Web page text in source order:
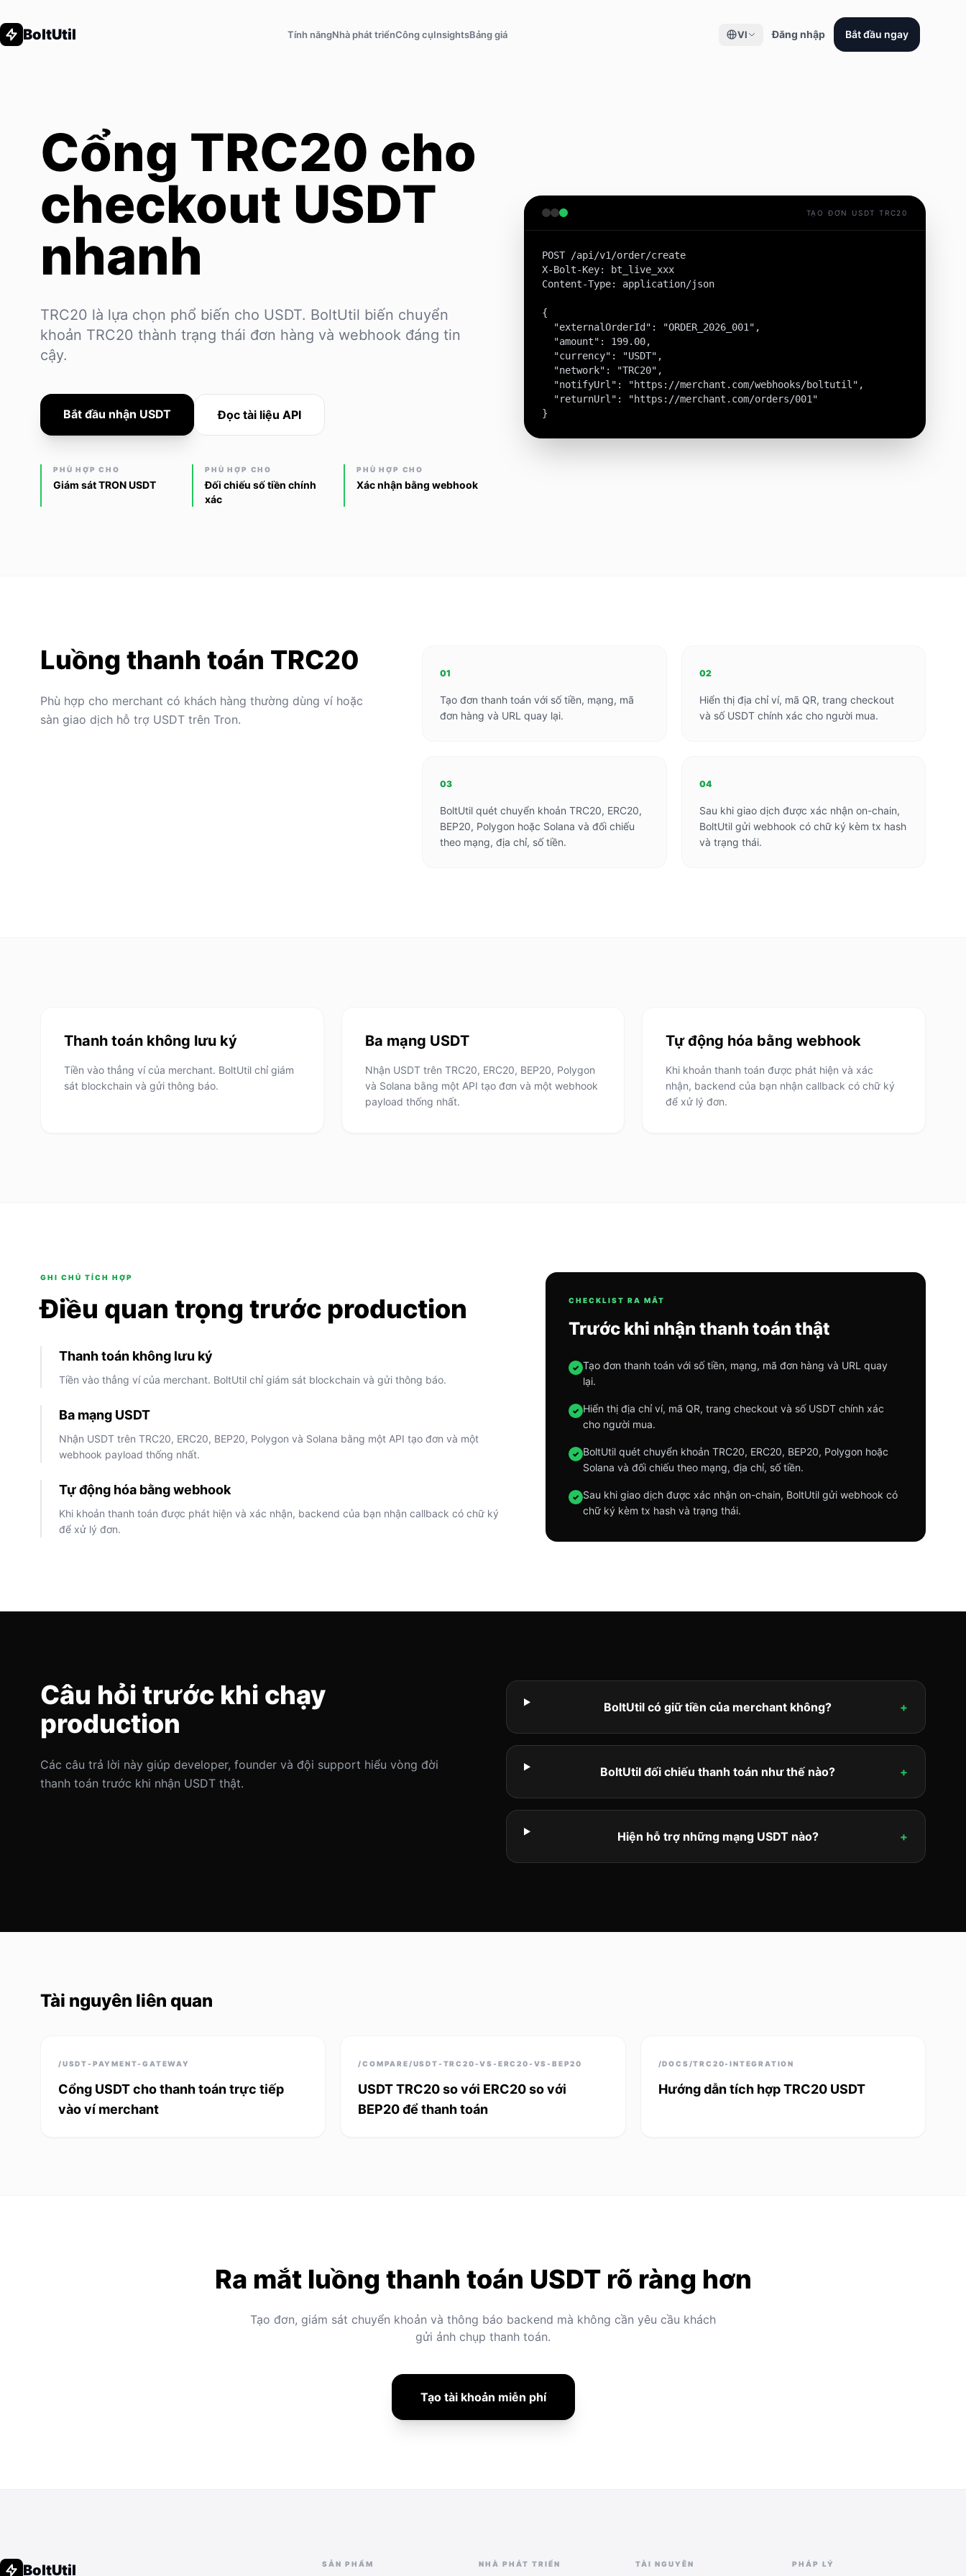
BoltUtil Tính năngNhà phát triểnCông cụInsightsBảng giá VI Đăng nhập Bắt đầu ngay
Cổng TRC20 cho
checkout USDT
nhanh
TRC20 là lựa chọn phổ biến cho USDT. BoltUtil biến chuyển
khoản TRC20 thành trạng thái đơn hàng và webhook đáng tin
cậy.
Bắt đầu nhận USDT Đọc tài liệu API
PHÙ HỢP CHO
Giám sát TRON USDT
PHÙ HỢP CHO
Đối chiếu số tiền chính
xác
PHÙ HỢP CHO
Xác nhận bằng webhook
TẠO ĐƠN USDT TRC20
POST /api/v1/order/create
X-Bolt-Key: bt_live_xxx
Content-Type: application/json
{
  "externalOrderId": "ORDER_2026_001",
  "amount": 199.00,
  "currency": "USDT",
  "network": "TRC20",
  "notifyUrl": "https://merchant.com/webhooks/boltutil",
  "returnUrl": "https://merchant.com/orders/001"
}
Luồng thanh toán TRC20
Phù hợp cho merchant có khách hàng thường dùng ví hoặc
sàn giao dịch hỗ trợ USDT trên Tron.
01
Tạo đơn thanh toán với số tiền, mạng, mã
đơn hàng và URL quay lại.
02
Hiển thị địa chỉ ví, mã QR, trang checkout
và số USDT chính xác cho người mua.
03
BoltUtil quét chuyển khoản TRC20, ERC20,
BEP20, Polygon hoặc Solana và đối chiếu
theo mạng, địa chỉ, số tiền.
04
Sau khi giao dịch được xác nhận on-chain,
BoltUtil gửi webhook có chữ ký kèm tx hash
và trạng thái.
Thanh toán không lưu ký
Tiền vào thẳng ví của merchant. BoltUtil chỉ giám
sát blockchain và gửi thông báo.
Ba mạng USDT
Nhận USDT trên TRC20, ERC20, BEP20, Polygon
và Solana bằng một API tạo đơn và một webhook
payload thống nhất.
Tự động hóa bằng webhook
Khi khoản thanh toán được phát hiện và xác
nhận, backend của bạn nhận callback có chữ ký
để xử lý đơn.
GHI CHÚ TÍCH HỢP
Điều quan trọng trước production
Thanh toán không lưu ký
Tiền vào thẳng ví của merchant. BoltUtil chỉ giám sát blockchain và gửi thông báo.
Ba mạng USDT
Nhận USDT trên TRC20, ERC20, BEP20, Polygon và Solana bằng một API tạo đơn và một
webhook payload thống nhất.
Tự động hóa bằng webhook
Khi khoản thanh toán được phát hiện và xác nhận, backend của bạn nhận callback có chữ ký
để xử lý đơn.
CHECKLIST RA MẮT
Trước khi nhận thanh toán thật
✓ Tạo đơn thanh toán với số tiền, mạng, mã đơn hàng và URL quay
lại.
✓ Hiển thị địa chỉ ví, mã QR, trang checkout và số USDT chính xác
cho người mua.
✓ BoltUtil quét chuyển khoản TRC20, ERC20, BEP20, Polygon hoặc
Solana và đối chiếu theo mạng, địa chỉ, số tiền.
✓ Sau khi giao dịch được xác nhận on-chain, BoltUtil gửi webhook có
chữ ký kèm tx hash và trạng thái.
Câu hỏi trước khi chạy
production
Các câu trả lời này giúp developer, founder và đội support hiểu vòng đời
thanh toán trước khi nhận USDT thật.
BoltUtil có giữ tiền của merchant không? +
BoltUtil đối chiếu thanh toán như thế nào? +
Hiện hỗ trợ những mạng USDT nào? +
Tài nguyên liên quan
/USDT-PAYMENT-GATEWAY
Cổng USDT cho thanh toán trực tiếp
vào ví merchant
/COMPARE/USDT-TRC20-VS-ERC20-VS-BEP20
USDT TRC20 so với ERC20 so với
BEP20 để thanh toán
/DOCS/TRC20-INTEGRATION
Hướng dẫn tích hợp TRC20 USDT
Ra mắt luồng thanh toán USDT rõ ràng hơn
Tạo đơn, giám sát chuyển khoản và thông báo backend mà không cần yêu cầu khách
gửi ảnh chụp thanh toán.
Tạo tài khoản miễn phí
BoltUtil SẢN PHẨM NHÀ PHÁT TRIỂN TÀI NGUYÊN PHÁP LÝ